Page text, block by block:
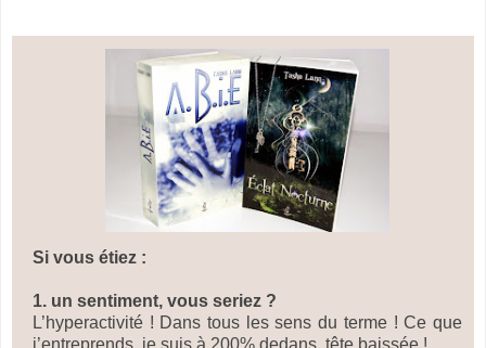
Si vous étiez :
1. un sentiment, vous seriez ?
L’hyperactivité ! Dans tous les sens du terme ! Ce que